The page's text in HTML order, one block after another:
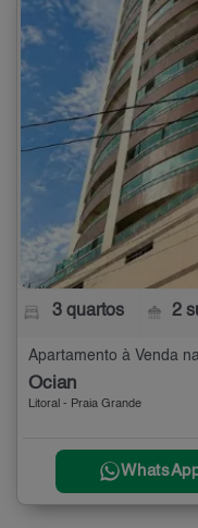
3 quartos 2
Apartamento à Venda
Ocian
Litoral - Praia Grande